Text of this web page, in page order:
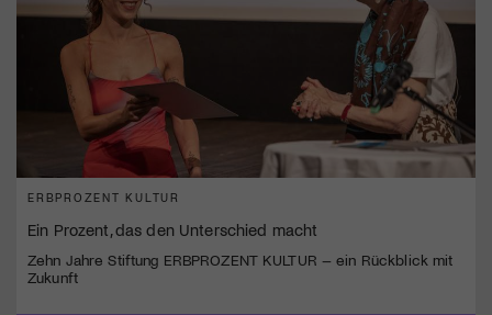
ERBPROZENT KULTUR
Ein Prozent, das den Unterschied macht
Zehn Jahre Stiftung ERBPROZENT KULTUR – ein Rückblick mit
Zukunft